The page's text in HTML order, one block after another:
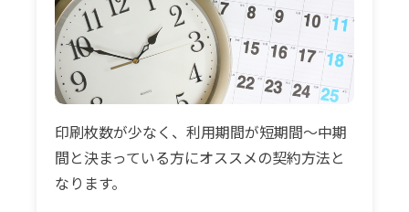
印刷枚数が少なく、利用期間が短期間～中期
間と決まっている方にオススメの契約方法と
なります。